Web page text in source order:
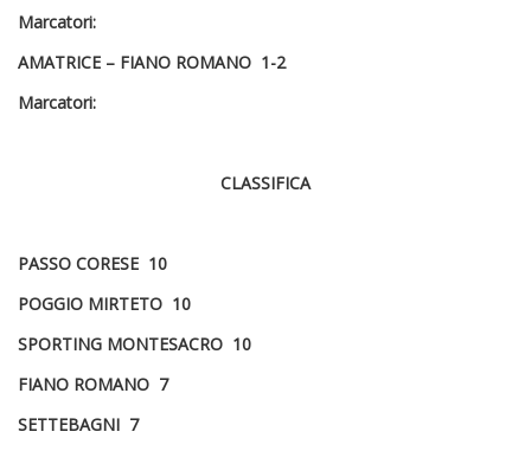
Marcatori:
AMATRICE – FIANO ROMANO 1-2
Marcatori:
CLASSIFICA
PASSO CORESE 10
POGGIO MIRTETO 10
SPORTING MONTESACRO 10
FIANO ROMANO 7
SETTEBAGNI 7